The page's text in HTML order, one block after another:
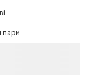
пари